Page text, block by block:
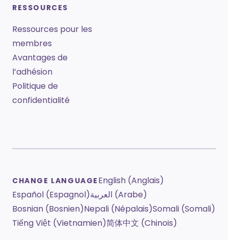
RESSOURCES
Ressources pour les
membres
Avantages de
l’adhésion
Politique de
confidentialité
CHANGE LANGUAGE English (Anglais)
Español (Espagnol)
العربية (Arabe)
Bosnian (Bosnien)Nepali (Népalais)Somali (Somali)
Tiếng Việt (Vietnamien)简体中文 (Chinois)